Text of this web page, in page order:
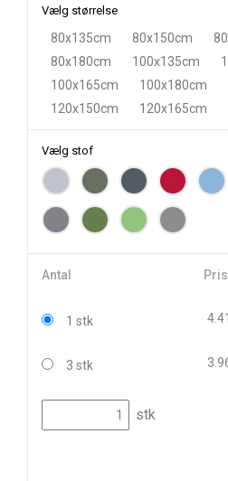
Vælg størrelse
80x135cm 80x150cm
80x180cm
100x135cm
100x165cm
100x180cm
120x150cm
120x165cm
Vælg stof
Antal
1 stk
3 stk
stk